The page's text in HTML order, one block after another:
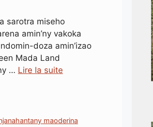
sarotra miseho
amin’ny vakoka
doza amin’izao
Mada Land
… Lire la suite
maoderina